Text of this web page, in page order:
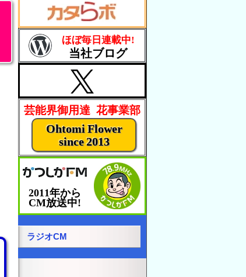
ほぼ毎日連載中!
当社ブログ
芸能界御用達 花事業部
Ohtomi Flower
since 2013
2011年から
CM放送中!
ラジオCM